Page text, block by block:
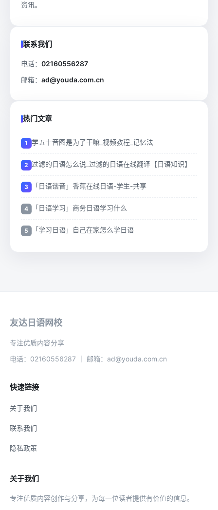
资讯。
联系我们
电话： 02160556287
邮箱： ad@youda.com.cn
热门文章
学五十音图是为了干嘛_视频教程_记忆法
过滤的日语怎么说_过滤的日语在线翻译【日语知识】
「日语谐音」香蕉在线日语-学生-共享
「日语学习」商务日语学习什么
「学习日语」自己在家怎么学日语
友达日语网校
专注优质内容分享
电话：02160556287 ｜ 邮箱：ad@youda.com.cn
快速链接
关于我们
联系我们
隐私政策
关于我们
专注优质内容创作与分享，为每一位读者提供有价值的信息。